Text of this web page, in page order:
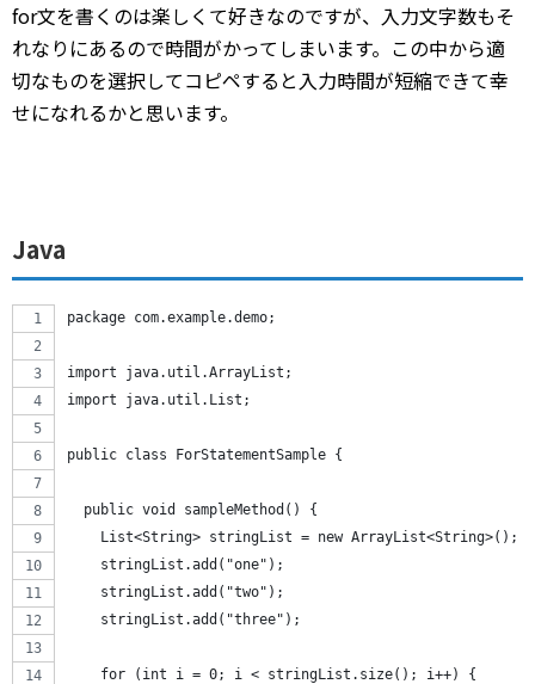
for文を書くのは楽しくて好きなのですが、入力文字数もそ
れなりにあるので時間がかってしまいます。この中から適
切なものを選択してコピペすると入力時間が短縮できて幸
せになれるかと思います。
Java
package com.example.demo;
import java.util.ArrayList;
import java.util.List;
public class ForStatementSample {
  public void sampleMethod() {
    List<String> stringList = new ArrayList<String>();
    stringList.add("one");
    stringList.add("two");
    stringList.add("three");
    for (int i = 0; i < stringList.size(); i++) {